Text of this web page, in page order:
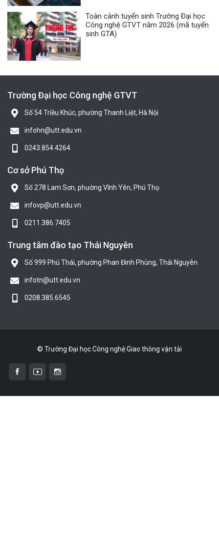
Toàn cảnh tuyển sinh Trường Đại học
Công nghệ GTVT năm 2026 (mã tuyển
sinh GTA)
Trường Đại học Công nghệ GTVT
Số 54 Triều Khúc, phường Thanh Liệt, Hà Nội
infohn@utt.edu.vn
0243.854 4264
Cơ sở Phú Thọ
Số 278 Lam Sơn, phường Vĩnh Yên, Phú Thọ
infovp@utt.edu.vn
0211.386.7405
Trung tâm đào tạo Thái Nguyên
Số 999 Phú Thái, phường Phan Đình Phùng, Thái Nguyên
infotn@utt.edu.vn
0208.385.6545
© Trường Đại học Công nghệ Giao thông vận tải